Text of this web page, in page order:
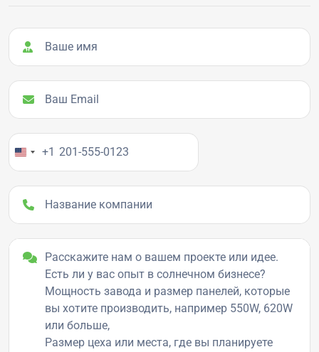
Ваше имя
Ваш Email
Ваш номер телефона
+1
Название компании
Детали проекта